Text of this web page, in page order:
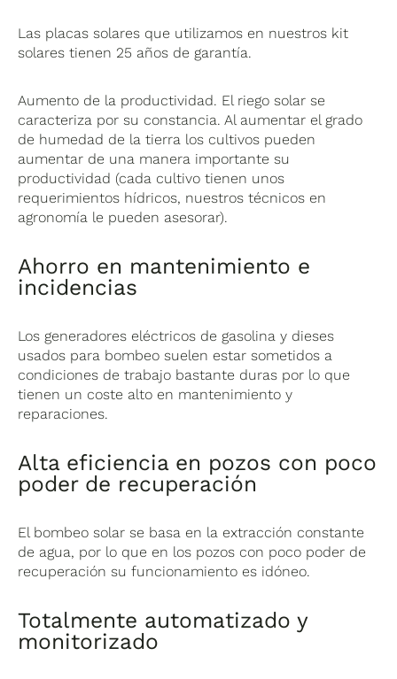
Las placas solares que utilizamos en nuestros kit
solares tienen 25 años de garantía.
Aumento de la productividad. El riego solar se
caracteriza por su constancia. Al aumentar el grado
de humedad de la tierra los cultivos pueden
aumentar de una manera importante su
productividad (cada cultivo tienen unos
requerimientos hídricos, nuestros técnicos en
agronomía le pueden asesorar).
Ahorro en mantenimiento e
incidencias
Los generadores eléctricos de gasolina y dieses
usados para bombeo suelen estar sometidos a
condiciones de trabajo bastante duras por lo que
tienen un coste alto en mantenimiento y
reparaciones.
Alta eficiencia en pozos con poco
poder de recuperación
El bombeo solar se basa en la extracción constante
de agua, por lo que en los pozos con poco poder de
recuperación su funcionamiento es idóneo.
Totalmente automatizado y
monitorizado